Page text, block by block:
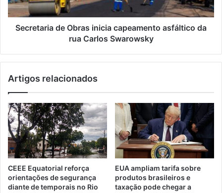
Secretaria de Obras inicia capeamento asfáltico da
rua Carlos Swarowsky
Artigos relacionados
CEEE Equatorial reforça
orientações de segurança
diante de temporais no Rio
EUA ampliam tarifa sobre
produtos brasileiros e
taxação pode chegar a